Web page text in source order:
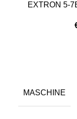
EXTRON 5-
MASCHINE